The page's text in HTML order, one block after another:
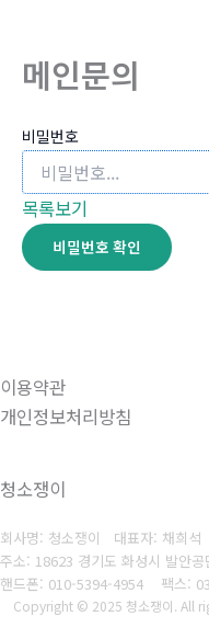
메인문의
비밀번호
목록보기
비밀번호 확인
이용약관
개인정보처리방침
청소쟁이
회사명: 청소쟁이 대표자: 채희석
주소: 18623 경기도 화성시 발안
핸드폰: 010-5394-4954
팩스:
Copyright © 2025 청소쟁이. All